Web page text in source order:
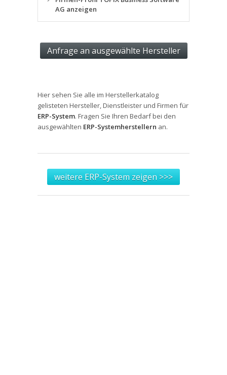
AG anzeigen
Hier sehen Sie alle im Herstellerkatalog
gelisteten Hersteller, Dienstleister und Firmen für
ERP-System. Fragen Sie Ihren Bedarf bei den
ausgewählten ERP-Systemherstellern an.
weitere ERP-System zeigen >>>